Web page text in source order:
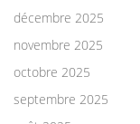
décembre 2025
novembre 2025
octobre 2025
septembre 2025